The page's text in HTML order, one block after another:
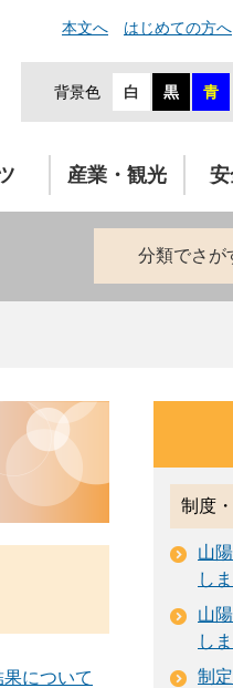
本文へ はじめての方へ
背景色 白 黒 青
産業・観光
分類でさが
について
制度
山
し
山
し
制